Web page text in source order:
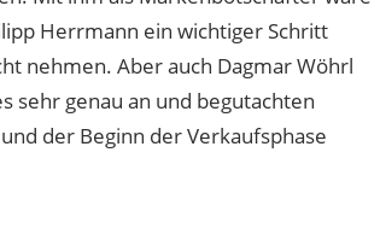
Herrmann ein wichtiger Schritt
nehmen. Aber auch Dagmar Wöhrl
sehr genau an und begutachten
der Beginn der Verkaufsphase